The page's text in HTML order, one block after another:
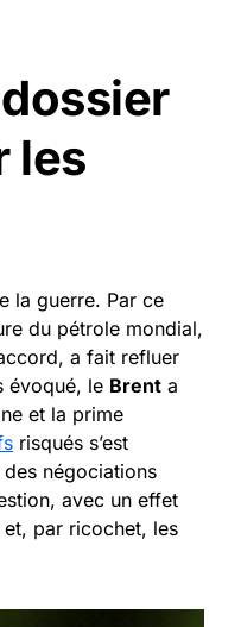
les
la guerre. Par ce
du pétrole mondial,
a fait refluer
évoqué, le Brent a
et la prime
risqués s’est
négociations
avec un effet
et, par ricochet, les